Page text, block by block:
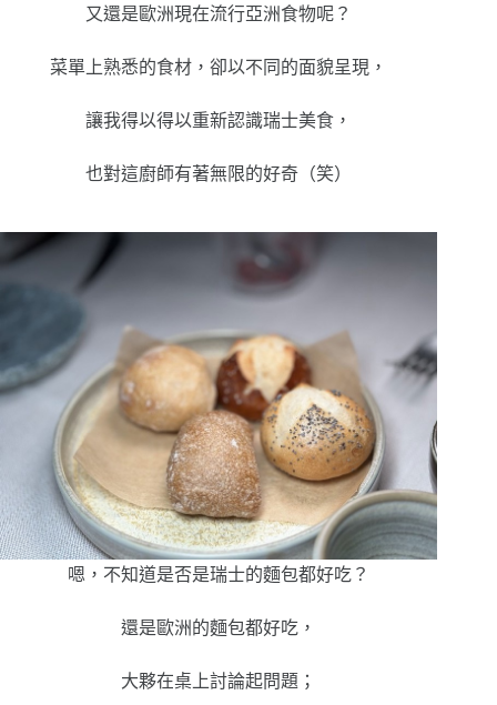
又還是歐洲現在流行亞洲食物呢？
菜單上熟悉的食材，卻以不同的面貌呈現，
讓我得以得以重新認識瑞士美食，
也對這廚師有著無限的好奇（笑）
嗯，不知道是否是瑞士的麵包都好吃？
還是歐洲的麵包都好吃，
大夥在桌上討論起問題；